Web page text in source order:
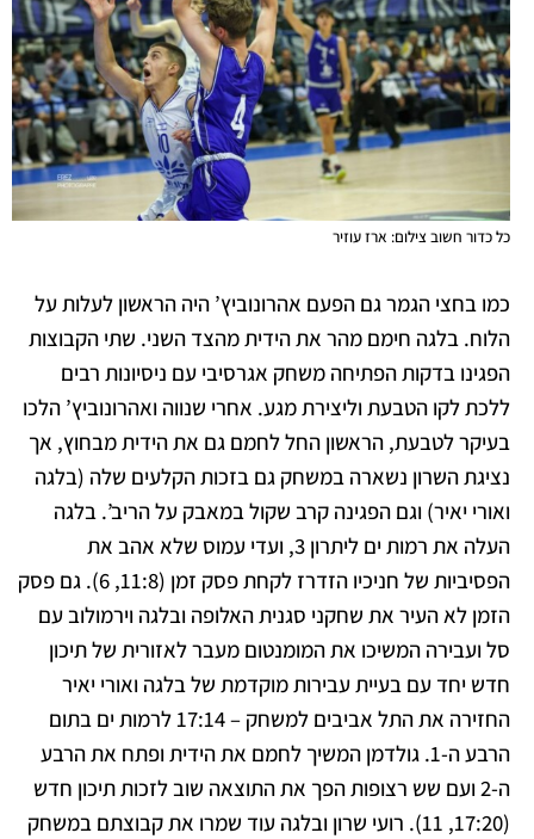
כל כדור חשוב צילום: ארז עוזיר
כמו בחצי הגמר גם הפעם אהרונוביץ’ היה הראשון לעלות על
הלוח. בלגה חימם מהר את הידית מהצד השני. שתי הקבוצות
הפגינו בדקות הפתיחה משחק אגרסיבי עם ניסיונות רבים
ללכת לקו הטבעת וליצירת מגע. אחרי שנווה ואהרונוביץ’ הלכו
בעיקר לטבעת, הראשון החל לחמם גם את הידית מבחוץ, אך
נציגת השרון נשארה במשחק גם בזכות הקלעים שלה (בלגה
ואורי יאיר) וגם הפגינה קרב שקול במאבק על הריב’. בלגה
העלה את רמות ים ליתרון 3, ועדי עמוס
שלא אהב את
הפסיביות של חניכיו הזדרז לקחת פסק זמן (11:8, 6). גם פסק
הזמן לא העיר את שחקני סגנית האלופה ובלגה וירמולוב עם
סל ועבירה המשיכו את המומנטום מעבר לאזורית של תיכון
חדש יחד עם בעיית עבירות מוקדמת של בלגה ואורי יאיר
החזירה את התל אביבים למשחק – 17:14 לרמות ים בתום
הרבע ה-1.
גולדמן המשיך לחמם את הידית ופתח את הרבע
ה-2 ועם שש רצופות הפך את התוצאה שוב לזכות תיכון חדש
(17:20, 11). רועי שרון ובלגה עוד שמרו את קבוצתם במשחק